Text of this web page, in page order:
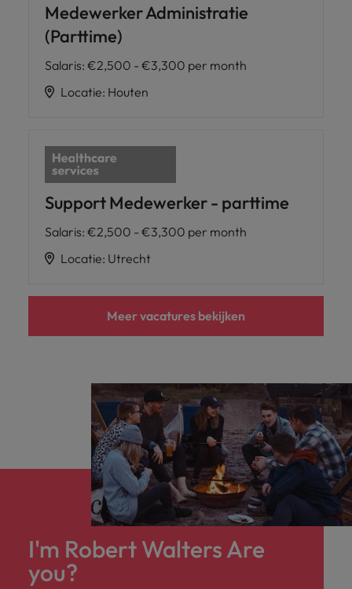
Medewerker Administratie
(Parttime)
Salaris: €2,500 - €3,300 per month
Locatie: Houten
Support Medewerker - parttime
Salaris: €2,500 - €3,300 per month
Locatie: Utrecht
Meer vacatures bekijken
I'm Robert Walters Are
you?